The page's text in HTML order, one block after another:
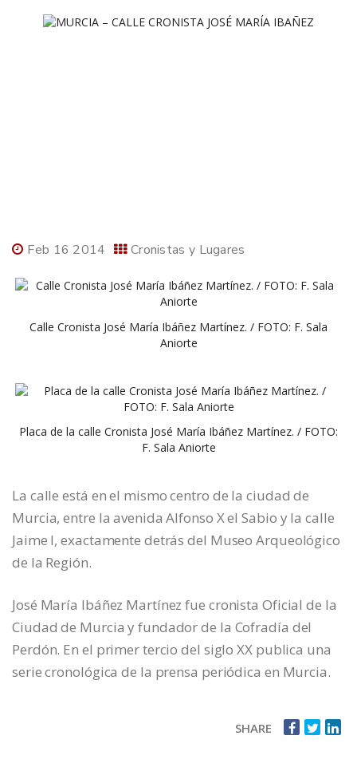
Feb 16 2014 Cronistas y Lugares
Calle Cronista José María Ibáñez Martínez. / FOTO: F. Sala
Aniorte
Placa de la calle Cronista José María Ibáñez Martínez. / FOTO:
F. Sala Aniorte
La calle está en el mismo centro de la ciudad de
Murcia, entre la avenida Alfonso X el Sabio y la calle
Jaime I, exactamente detrás del Museo Arqueológico
de la Región.
José María Ibáñez Martínez fue cronista Oficial de la
Ciudad de Murcia y fundador de la Cofradía del
Perdón. En el primer tercio del siglo XX publica una
serie cronológica de la prensa periódica en Murcia.
SHARE